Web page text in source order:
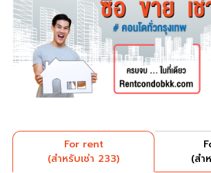
For rent
(สำหรับเช่า 233)
(สำ